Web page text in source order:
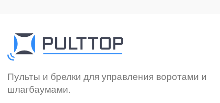
Пульты и брелки для управления воротами и
шлагбаумами.